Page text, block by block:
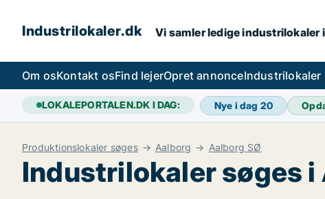
Industrilokaler.dk Vi samler ledige industrilokaler
Om osKontakt osFind lejerOpret annonceIndustrilokaler
LOKALEPORTALEN.DK I DAG: Nye i dag 20
Produktionslokaler søges Aalborg Aalborg SØ
Industrilokaler søges